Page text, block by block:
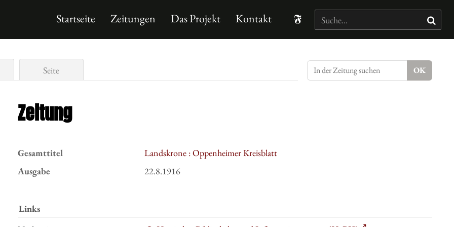
Startseite Zeitungen Das Projekt Kontakt
Seite
Zeitung
Gesamttitel
Landskrone : Oppenheimer Kreisblatt
Ausgabe
22.8.1916
Links